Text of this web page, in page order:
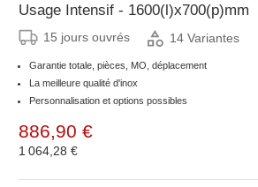
Usage Intensif - 1600(l)x700(p)mm
15 jours ouvrés 14 Variantes
Garantie totale, pièces, MO, déplacement
La meilleure qualité d'inox
Personnalisation et options possibles
886,90 €
1 064,28 €